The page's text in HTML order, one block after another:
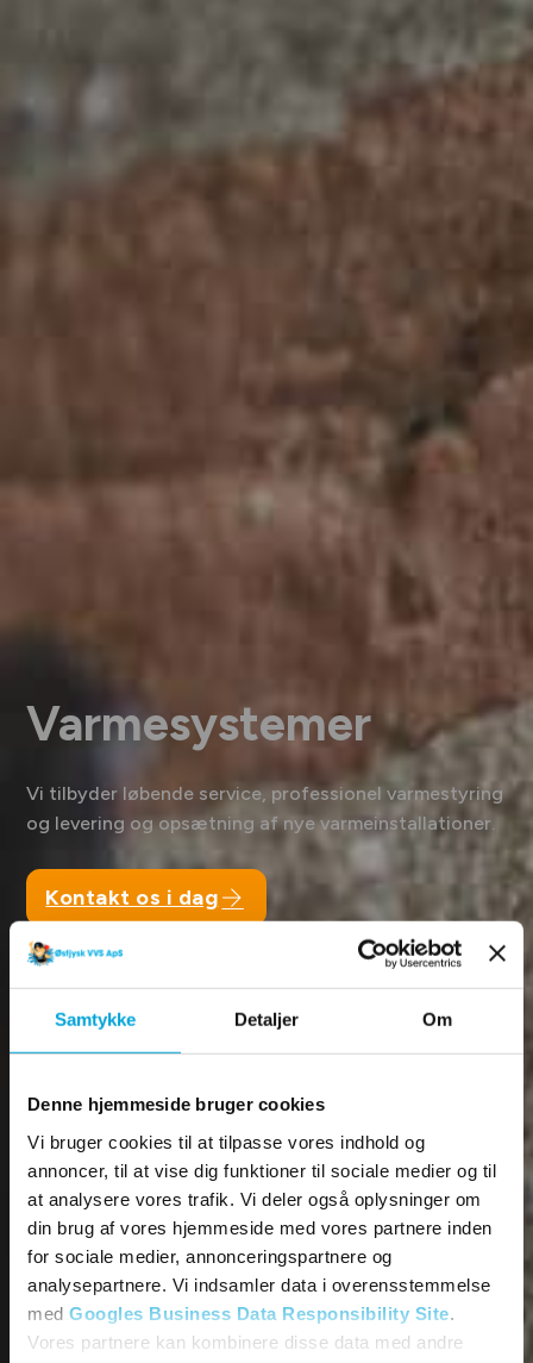
Samtykke Detaljer Om
Denne hjemmeside bruger cookies
Vi bruger cookies til at tilpasse vores indhold og
annoncer, til at vise dig funktioner til sociale medier og til
at analysere vores trafik. Vi deler også oplysninger om
din brug af vores hjemmeside med vores partnere inden
for sociale medier, annonceringspartnere og
analysepartnere. Vi indsamler data i overensstemmelse
med Googles Business Data Responsibility Site
Vores partnere kan kombinere disse data med andre
Varme­systemer
Vi tilbyder løbende service, professionel varmestyring
og levering og opsætning af nye varmeinstallationer.
Kontakt os i dag
Få et tilbud
Vi vender tilbage hurtigst muligt.